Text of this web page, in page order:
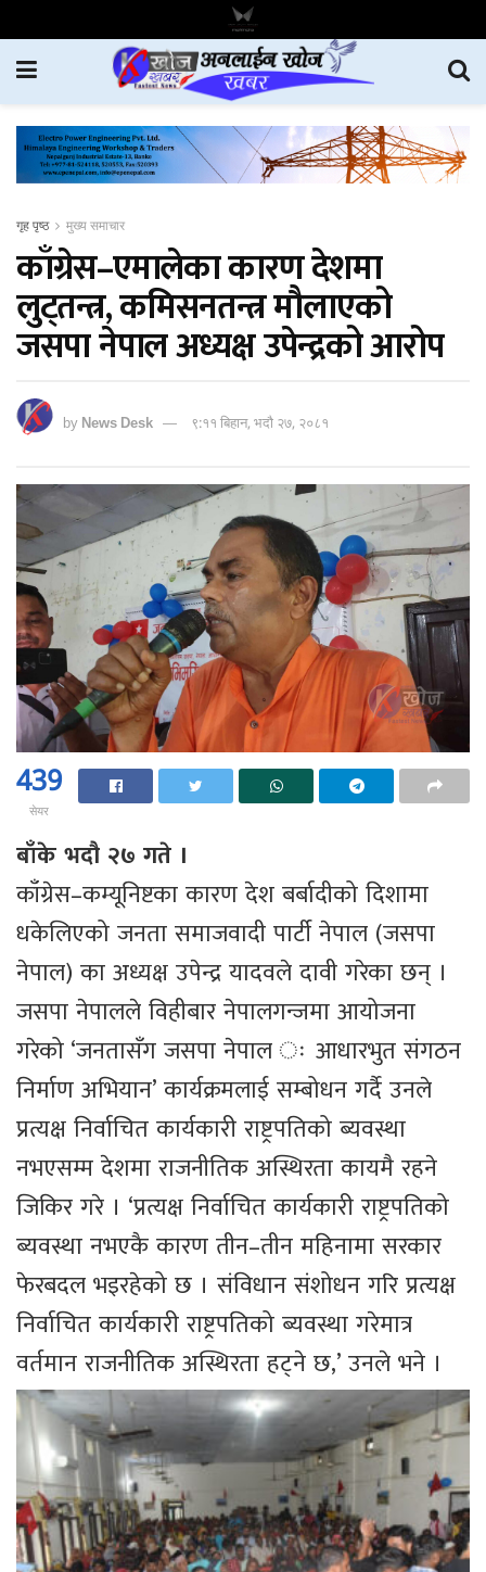
गृह पृष्ठ मुख्य समाचार
काँग्रेस–एमालेका कारण देशमा
लुट्तन्त्र, कमिसनतन्त्र मौलाएको
जसपा नेपाल अध्यक्ष उपेन्द्रको आरोप
byNews Desk ९:११ बिहान, भदौ २७, २०८१
439
सेयर
बाँके भदौ २७ गते ।
काँग्रेस–कम्यूनिष्टका कारण देश बर्बादीको दिशामा
धकेलिएको जनता समाजवादी पार्टी नेपाल (जसपा
नेपाल) का अध्यक्ष उपेन्द्र यादवले दावी गरेका छन् ।
जसपा नेपालले विहीबार नेपालगन्जमा आयोजना
गरेको ‘जनतासँग जसपा नेपाल ः आधारभुत संगठन
निर्माण अभियान’ कार्यक्रमलाई सम्बोधन गर्दै उनले
प्रत्यक्ष निर्वाचित कार्यकारी राष्ट्रपतिको ब्यवस्था
नभएसम्म देशमा राजनीतिक अस्थिरता कायमै रहने
जिकिर गरे । ‘प्रत्यक्ष निर्वाचित कार्यकारी राष्ट्रपतिको
ब्यवस्था नभएकै कारण तीन–तीन महिनामा सरकार
फेरबदल भइरहेको छ । संविधान संशोधन गरि प्रत्यक्ष
निर्वाचित कार्यकारी राष्ट्रपतिको ब्यवस्था गरेमात्र
वर्तमान राजनीतिक अस्थिरता हट्ने छ,’ उनले भने ।